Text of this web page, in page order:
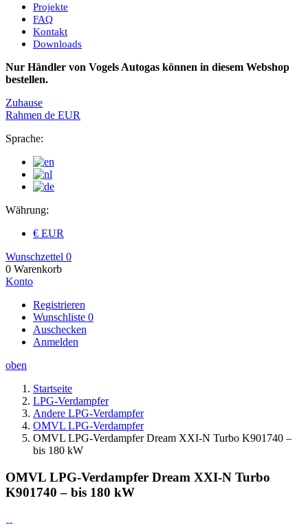
Projekte
FAQ
Kontakt
Downloads
Nur Händler von Vogels Autogas können in diesem Webshop
bestellen.
Zuhause
Rahmen de EUR
Sprache:
Währung:
€ EUR
Wunschzettel 0
0 Warenkorb
Konto
Registrieren
Wunschliste 0
Auschecken
Anmelden
oben
Startseite
LPG-Verdampfer
Andere LPG-Verdampfer
OMVL LPG-Verdampfer
OMVL LPG-Verdampfer Dream XXI-N Turbo K901740 –
bis 180 kW
OMVL LPG-Verdampfer Dream XXI-N Turbo
K901740 – bis 180 kW